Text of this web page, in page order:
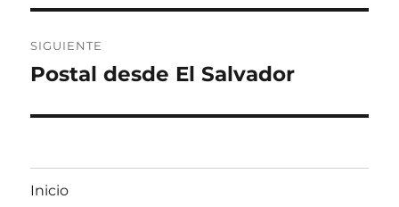
SIGUIENTE
Entrada
Postal desde El Salvador
Inicio